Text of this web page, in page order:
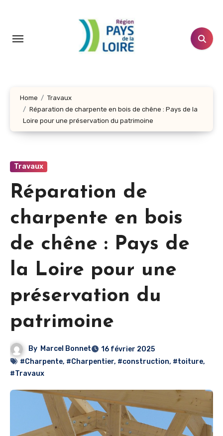
contenu
Home
Travaux
Réparation de charpente en bois de chêne : Pays de la
Loire pour une préservation du patrimoine
Travaux
Réparation de
charpente en bois
de chêne : Pays de
la Loire pour une
préservation du
patrimoine
By Marcel Bonnet
16 février 2025
#Charpente, #Charpentier, #construction, #toiture,
#Travaux